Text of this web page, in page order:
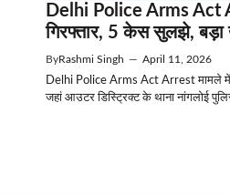
Delhi Police Arms Act
गिरफ्तार, 5 केस सुलझे, बड़ा
ByRashmi Singh — April 11, 2026
Delhi Police Arms Act Arrest मामले
जहां आउटर डिस्ट्रिक्ट के थाना नांगलोई